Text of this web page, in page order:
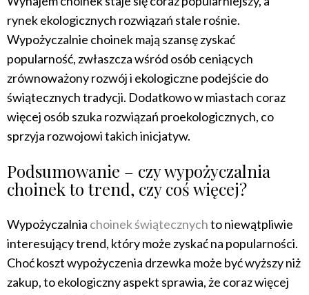
rynek ekologicznych rozwiązań stale rośnie.
Wypożyczalnie choinek mają szansę zyskać
popularność, zwłaszcza wśród osób ceniących
zrównoważony rozwój i ekologiczne podejście do
świątecznych tradycji. Dodatkowo w miastach coraz
więcej osób szuka rozwiązań proekologicznych, co
sprzyja rozwojowi takich inicjatyw.
Podsumowanie – czy wypożyczalnia
choinek to trend, czy coś więcej?
Wypożyczalnia choinek świątecznychto niewątpliwie
interesujący trend, który może zyskać na popularności.
Choć koszt wypożyczenia drzewka może być wyższy niż
zakup, to ekologiczny aspekt sprawia, że coraz więcej